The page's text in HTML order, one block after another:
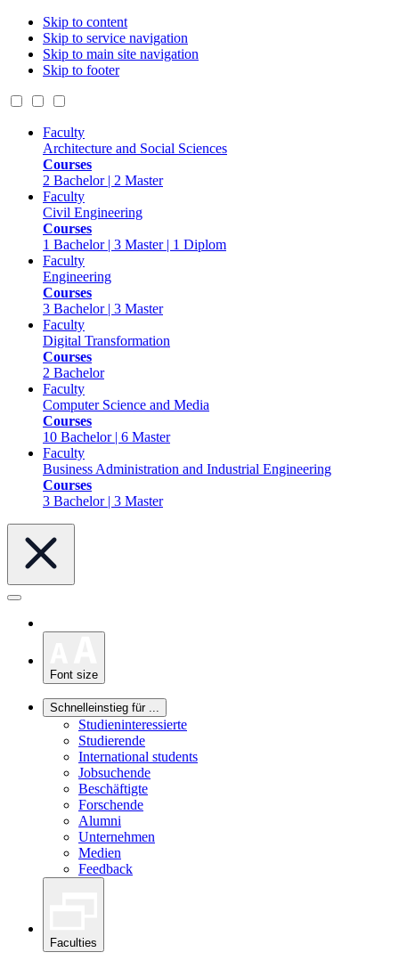
Skip to content
Skip to service navigation
Skip to main site navigation
Skip to footer
Faculty
Architecture and Social Sciences
Courses
2 Bachelor | 2 Master
Faculty
Civil Engineering
Courses
1 Bachelor | 3 Master | 1 Diplom
Faculty
Engineering
Courses
3 Bachelor | 3 Master
Faculty
Digital Transformation
Courses
2 Bachelor
Faculty
Computer Science and Media
Courses
10 Bachelor | 6 Master
Faculty
Business Administration and Industrial Engineering
Courses
3 Bachelor | 3 Master
Font size
Schnelleinstieg für ...
Studieninteressierte
Studierende
International students
Jobsuchende
Beschäftigte
Forschende
Alumni
Unternehmen
Medien
Feedback
Faculties